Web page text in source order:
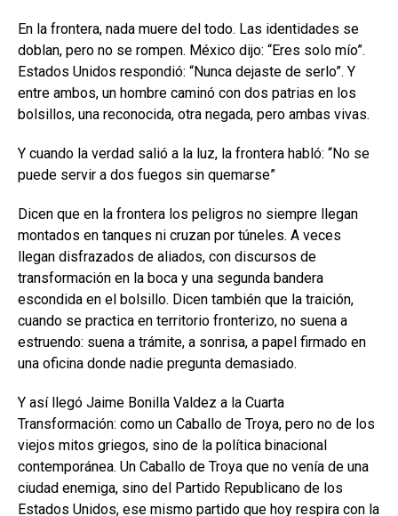
En la frontera, nada muere del todo. Las identidades se
doblan, pero no se rompen. México dijo: “Eres solo mío”.
Estados Unidos respondió: “Nunca dejaste de serlo”. Y
entre ambos, un hombre caminó con dos patrias en los
bolsillos, una reconocida, otra negada, pero ambas vivas.
Y cuando la verdad salió a la luz, la frontera habló: “No se
puede servir a dos fuegos sin quemarse”
Dicen que en la frontera los peligros no siempre llegan
montados en tanques ni cruzan por túneles. A veces
llegan disfrazados de aliados, con discursos de
transformación en la boca y una segunda bandera
escondida en el bolsillo. Dicen también que la traición,
cuando se practica en territorio fronterizo, no suena a
estruendo: suena a trámite, a sonrisa, a papel firmado en
una oficina donde nadie pregunta demasiado.
Y así llegó Jaime Bonilla Valdez a la Cuarta
Transformación: como un Caballo de Troya, pero no de los
viejos mitos griegos, sino de la política binacional
contemporánea. Un Caballo de Troya que no venía de una
ciudad enemiga, sino del Partido Republicano de los
Estados Unidos, ese mismo partido que hoy respira con la